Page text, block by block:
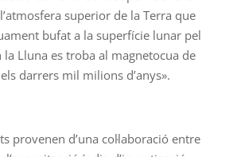
superior de la Terra que
bufat a la superfície lunar pel
Lluna es troba al magnetocua de
darrers mil milions d’anys».
provenen d’una col·laboració entre